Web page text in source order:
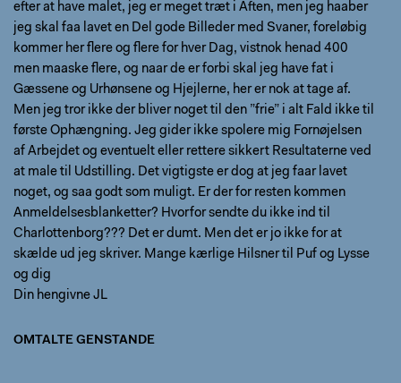
efter at have malet, jeg er meget træt i Aften, men jeg haaber
jeg skal faa lavet en Del gode Billeder med Svaner, foreløbig
kommer her flere og flere for hver Dag, vistnok henad 400
men maaske flere, og naar de er forbi skal jeg have fat i
Gæssene og Urhønsene og Hjejlerne, her er nok at tage af.
Men jeg tror ikke der bliver noget til den ”frie” i alt Fald ikke til
første Ophængning. Jeg gider ikke spolere mig Fornøjelsen
af Arbejdet og eventuelt eller rettere sikkert Resultaterne ved
at male til Udstilling. Det vigtigste er dog at jeg faar lavet
noget, og saa godt som muligt. Er der for resten kommen
Anmeldelsesblanketter? Hvorfor sendte du ikke ind til
Charlottenborg??? Det er dumt. Men det er jo ikke for at
skælde ud jeg skriver. Mange kærlige Hilsner til Puf og Lysse
og dig
Din hengivne JL
OMTALTE GENSTANDE